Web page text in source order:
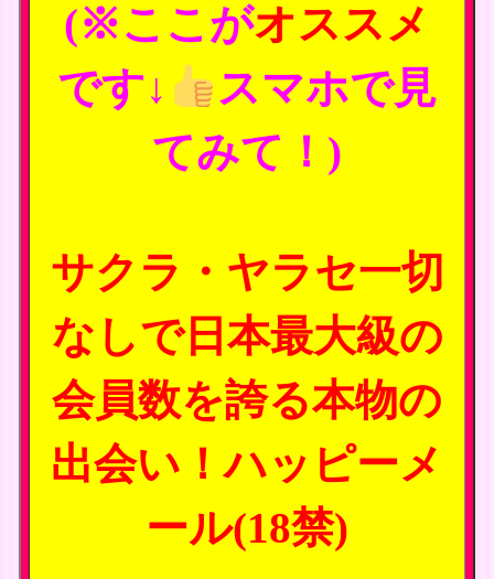
(※ここがオススメ
です↓
スマホで見
てみて！)
サクラ・ヤラセ一切
なしで日本最大級の
会員数を誇る本物の
出会い！ハッピーメ
ール(18禁)